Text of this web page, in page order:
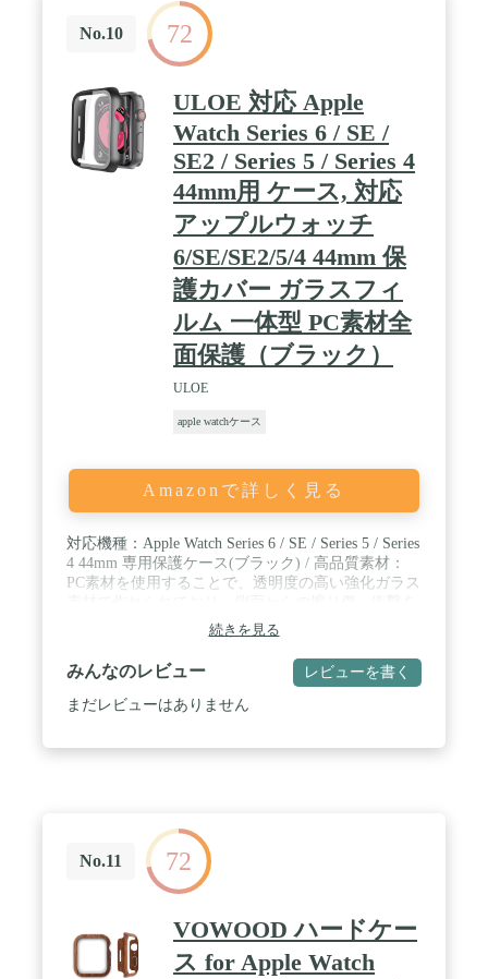
構成されます。耐傷性、耐衝撃性に優れ、アップル
ウォッチへの落下や傷など、不測の事態の損傷を最
小限に抑えてます。 / 【高タッチ感度＆高透過率】
このApple Watch ケースをつけたまま、タッチスク
リーンに直接触れ、スピーカーやマイクもすべて簡
単にアクセスできます。各ボタンは高いタッチ感度
を提供して、スムーズで快適な操作を実現します。
高透光率なアップルウォッチ カバーで、Apple
Watch 元の画質と視覚を完全に復元します。 / 【簡
単に取り付け】スナップオンデザインでApple Watch
バンドを取り外しなくて簡単にApple Watch ケース
を装着でき、タッチ操作や充電も簡単に行えます。
No.10 72
ULOE 対応 Apple
Watch Series 6 / SE /
SE2 / Series 5 / Series 4
44mm用 ケース, 対応
アップルウォッチ
6/SE/SE2/5/4 44mm 保
護カバー ガラスフィ
ルム 一体型 PC素材全
面保護（ブラック）
ULOE
apple watchケース
Amazonで詳しく見る
対応機種：Apple Watch Series 6 / SE / Series 5 / Series
4 44mm 専用保護ケース(ブラック) / 高品質素材：
PC素材を使用することで、透明度の高い強化ガラス
有効的に防止できます、本来の明るくカラフルな画
質を保ちます。 / 装着が簡単：カバーを外さなくて
も直接ワイヤレス充電できます。取り付け、取り外
しもスムーズに出来ます。保護ケースをつけたま
ま、タッチパネルにそのまま触れ、スピーカーや、
に、接着面の隙間からお水が入ってしまう事はござ
いますので、水に濡れないようにご注意ください。
/ パッケージ内容：1 x ウェットクロス +ドライクロ
ス、1 x Apple Watch Series 6/5/4/SE/SE2 44mm 用 ケ
続きを見る
みんなのレビュー レビューを書く
まだレビューはありません
No.11 72
VOWOOD ハードケー
ス for Apple Watch